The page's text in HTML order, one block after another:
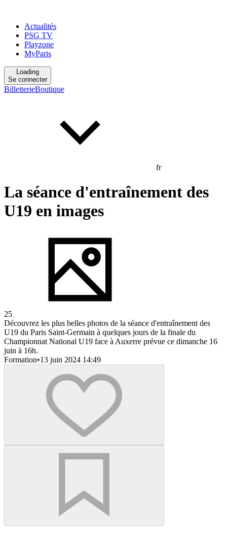
Actualités
PSG TV
Playzone
MyParis
Loading
Se connecter
BilletterieBoutique
fr
La séance d'entraînement des
U19 en images
25
Découvrez les plus belles photos de la séance d'entraînement des
U19 du Paris Saint-Germain à quelques jours de la finale du
Championnat National U19 face à Auxerre prévue ce dimanche 16
juin à 16h.
Formation•13 juin 2024 14:49